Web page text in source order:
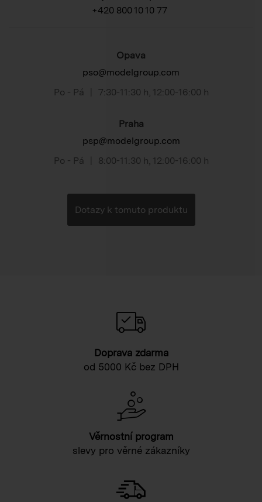
+420 800 10 10 77
Opava
pso@modelgroup.com
Po - Pá
7:30-11:30 h 12:00-16:00 h
Praha
psp@modelgroup.com
Po - Pá
8:00-11:30 h 12:00-16:00 h
Dotazy k tomuto produktu
Doprava zdarma
od 5000 Kč bez DPH
Věrnostní program
slevy pro věrné zákazníky